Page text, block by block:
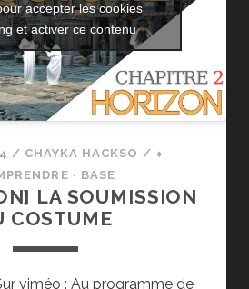
AVOIR
accepter les cookies
et activer ce contenu
/ CHAYKA HACKSO / ⬧
· BASE
LA SOUMISSION
COSTUME
viméo : Au programme de